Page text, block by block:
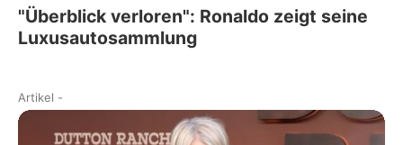
"Überblick verloren": Ronaldo zeigt seine
Luxusautosammlung
Artikel -